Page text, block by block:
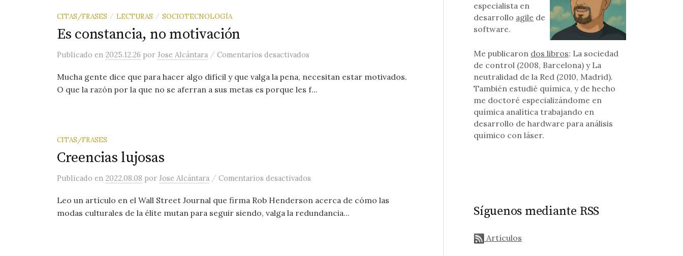
CITAS/FRASES / LECTURAS / SOCIOTECNOLOGÍA
Es constancia, no motivación
Publicado en 2025.12.26 por Jose Alcántara / Comentarios desactivados
Mucha gente dice que para hacer algo difícil y que valga la pena, necesitan estar motivados.
O que la razón por la que no se aferran a sus metas es porque les f...
CITAS/FRASES
Creencias lujosas
Publicado en 2022.08.08 por Jose Alcántara / Comentarios desactivados
Leo un artículo en el Wall Street Journal que firma Rob Henderson acerca de cómo las
modas culturales de la élite mutan para seguir siendo, valga la redundancia...
especialista en
desarrollo agile de
software.
Me publicaron dos libros: La sociedad
de control (2008, Barcelona) y La
neutralidad de la Red (2010, Madrid).
También estudié química, y de hecho
me doctoré especializándome en
química analítica trabajando en
desarrollo de hardware para análisis
químico con láser.
Síguenos mediante RSS
Artículos